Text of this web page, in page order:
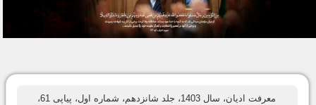
معرفت ادیان، سال 1403، جلد شانزدهم، شماره اول، پیاپی 61،